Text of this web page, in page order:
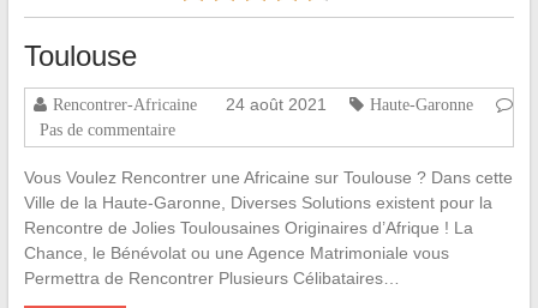
Toulouse
Rencontrer-Africaine 24 août 2021
Haute-Garonne
Pas de commentaire
Vous Voulez Rencontrer une Africaine sur Toulouse ? Dans cette
Ville de la Haute-Garonne, Diverses Solutions existent pour la
Rencontre de Jolies Toulousaines Originaires d’Afrique ! La
Chance, le Bénévolat ou une Agence Matrimoniale vous
Permettra de Rencontrer Plusieurs Célibataires…